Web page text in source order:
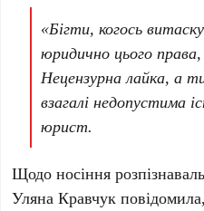
«Бігти, когось
юридично цього права,
Нецензурна лайка, а
взагалі недопустима
юрист.
Щодо носіння
Уляна Кравчук